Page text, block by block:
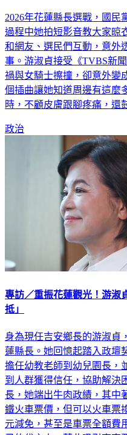
2026年花蓮縣長選戰，國民
過程中她拍短影音教大家晾
和網友、選民們互動，意外
事。游淑貞接受《TVBS新
禍與女騎士擦撞，卻意外變
個插曲讓她知道周邊有這麼
時，不顧皮膚跟腳疼痛，還
政治
專訪／重振花蓮觀光！游淑
抵」
身為現任吉安鄉長的游淑貞
蓮縣長。她回憶起踏入政壇
擔任幼教老師到幼兒園長，
到人群獲得信任，協助解決
長，她端出牛肉政績，其中
鐵火車票價，但可以火車票
元減免，甚至是車票全額費